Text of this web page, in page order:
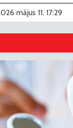
értékű
május 11. 17:29